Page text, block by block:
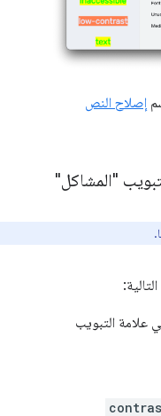
إصلاح النص
"المشاكل"
علامة التبويب